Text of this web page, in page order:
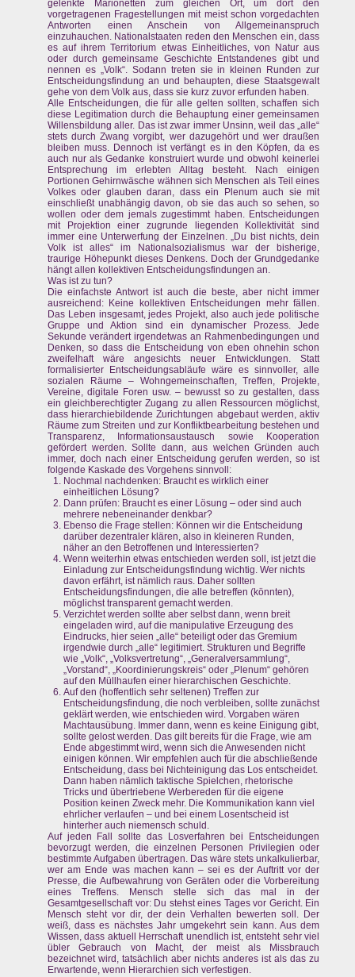
gelenkte Marionetten zum gleichen Ort, um dort den
vorgetragenen Fragestellungen mit meist schon vorgedachten
Antworten einen Anschein von Allgemeinanspruch
einzuhauchen. Nationalstaaten reden den Menschen ein, dass
es auf ihrem Territorium etwas Einheitliches, von Natur aus
oder durch gemeinsame Geschichte Entstandenes gibt und
nennen es „Volk“. Sodann treten sie in kleinen Runden zur
Entscheidungsfindung an und behaupten, diese Staatsgewalt
gehe von dem Volk aus, dass sie kurz zuvor erfunden haben.
Alle Entscheidungen, die für alle gelten sollten, schaffen sich
diese Legitimation durch die Behauptung einer gemeinsamen
Willensbildung aller. Das ist zwar immer Unsinn, weil das „alle“
stets durch Zwang vorgibt, wer dazugehört und wer draußen
bleiben muss. Dennoch ist verfängt es in den Köpfen, da es
auch nur als Gedanke konstruiert wurde und obwohl keinerlei
Entsprechung im erlebten Alltag besteht. Nach einigen
Portionen Gehirnwäsche wähnen sich Menschen als Teil eines
Volkes oder glauben daran, dass ein Plenum auch sie mit
einschließt unabhängig davon, ob sie das auch so sehen, so
wollen oder dem jemals zugestimmt haben. Entscheidungen
mit Projektion einer zugrunde liegenden Kollektivität sind
immer eine Unterwerfung der Einzelnen. „Du bist nichts, dein
Volk ist alles“ im Nationalsozialismus war der bisherige,
traurige Höhepunkt dieses Denkens. Doch der Grundgedanke
hängt allen kollektiven Entscheidungsfindungen an.
Was ist zu tun?
Die einfachste Antwort ist auch die beste, aber nicht immer
ausreichend: Keine kollektiven Entscheidungen mehr fällen.
Das Leben insgesamt, jedes Projekt, also auch jede politische
Gruppe und Aktion sind ein dynamischer Prozess. Jede
Sekunde verändert irgendetwas an Rahmenbedingungen und
Denken, so dass die Entscheidung von eben ohnehin schon
zweifelhaft wäre angesichts neuer Entwicklungen. Statt
formalisierter Entscheidungsabläufe wäre es sinnvoller, alle
sozialen Räume – Wohngemeinschaften, Treffen, Projekte,
Vereine, digitale Foren usw. – bewusst so zu gestalten, dass
ein gleichberechtigter Zugang zu allen Ressourcen möglichst,
dass hierarchiebildende Zurichtungen abgebaut werden, aktiv
Räume zum Streiten und zur Konfliktbearbeitung bestehen und
Transparenz, Informationsaustausch sowie Kooperation
gefördert werden. Sollte dann, aus welchen Gründen auch
immer, doch nach einer Entscheidung gerufen werden, so ist
folgende Kaskade des Vorgehens sinnvoll:
Nochmal nachdenken: Braucht es wirklich einer
einheitlichen Lösung?
Dann prüfen: Braucht es einer Lösung – oder sind auch
mehrere nebeneinander denkbar?
Ebenso die Frage stellen: Können wir die Entscheidung
darüber dezentraler klären, also in kleineren Runden,
näher an den Betroffenen und Interessierten?
Wenn weiterhin etwas entschieden werden soll, ist jetzt die
Einladung zur Entscheidungsfindung wichtig. Wer nichts
davon erfährt, ist nämlich raus. Daher sollten
Entscheidungsfindungen, die alle betreffen (könnten),
möglichst transparent gemacht werden.
Verzichtet werden sollte aber selbst dann, wenn breit
eingeladen wird, auf die manipulative Erzeugung des
Eindrucks, hier seien „alle“ beteiligt oder das Gremium
irgendwie durch „alle“ legitimiert. Strukturen und Begriffe
wie „Volk“, „Volksvertretung“, „Generalversammlung“,
„Vorstand“, „Koordinierungskreis“ oder „Plenum“ gehören
auf den Müllhaufen einer hierarchischen Geschichte.
Auf den (hoffentlich sehr seltenen) Treffen zur
Entscheidungsfindung, die noch verbleiben, sollte zunächst
geklärt werden, wie entschieden wird. Vorgaben wären
Machtausübung. Immer dann, wenn es keine Einigung gibt,
sollte gelost werden. Das gilt bereits für die Frage, wie am
Ende abgestimmt wird, wenn sich die Anwesenden nicht
einigen können. Wir empfehlen auch für die abschließende
Entscheidung, dass bei Nichteinigung das Los entscheidet.
Dann haben nämlich taktische Spielchen, rhetorische
Tricks und übertriebene Werbereden für die eigene
Position keinen Zweck mehr. Die Kommunikation kann viel
ehrlicher verlaufen – und bei einem Losentscheid ist
hinterher auch niemensch schuld.
Auf jeden Fall sollte das Losverfahren bei Entscheidungen
bevorzugt werden, die einzelnen Personen Privilegien oder
bestimmte Aufgaben übertragen. Das wäre stets unkalkulierbar,
wer am Ende was machen kann – sei es der Auftritt vor der
Presse, die Aufbewahrung von Geräten oder die Vorbereitung
eines Treffens. Mensch stelle sich das mal in der
Gesamtgesellschaft vor: Du stehst eines Tages vor Gericht. Ein
Mensch steht vor dir, der dein Verhalten bewerten soll. Der
weiß, dass es nächstes Jahr umgekehrt sein kann. Aus dem
Wissen, dass aktuell Herrschaft unendlich ist, entsteht sehr viel
übler Gebrauch von Macht, der meist als Missbrauch
bezeichnet wird, tatsächlich aber nichts anderes ist als das zu
Erwartende, wenn Hierarchien sich verfestigen.